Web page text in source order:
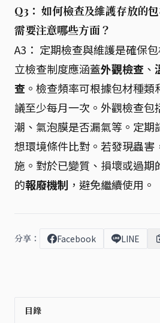
Q3： 如何檢查及維護存放的
需要注意哪些方面？
A3： 定期檢查與維護是確保
立檢查制度應涵蓋外觀檢查 、
查 。檢查頻率可根據包材種
議至少每月一次。外觀檢查包
潮、氣泡膜是否漏氣等。定期
想環境條件比對。若發現蟲害
施。對於已變質、損壞或過期
的報廢機制 ，避免繼續使用。
分享： Facebook LINE
目錄